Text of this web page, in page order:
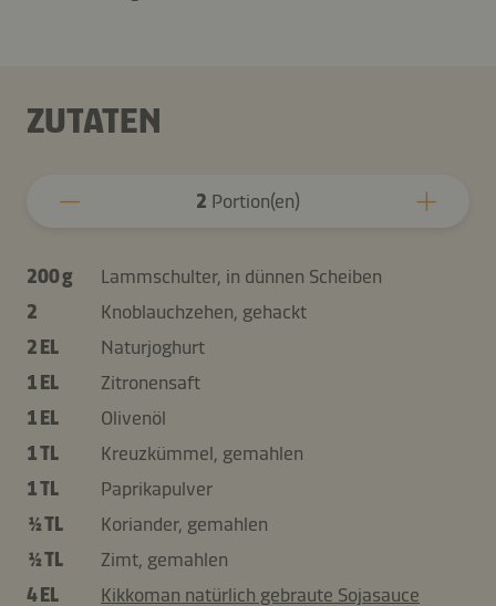
ZUTATEN
2 Portion(en)
200 g
Lammschulter, in dünnen Scheiben
2
Knoblauchzehen, gehackt
2 EL
Naturjoghurt
1 EL
Zitronensaft
1 EL
Olivenöl
1 TL
Kreuzkümmel, gemahlen
1 TL
Paprikapulver
½ TL
Koriander, gemahlen
½ TL
Zimt, gemahlen
4 EL
Kikkoman natürlich gebraute Sojasauce